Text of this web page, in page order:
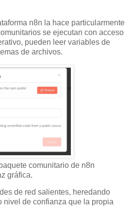
n8n la hace particularmente
se ejecutan con acceso
pueden leer variables de
de archivos.
comunitario de n8n
gráfica.
de red salientes, heredando
nivel de confianza que la propia